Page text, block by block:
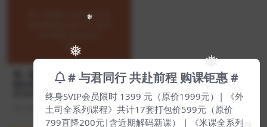
❅
❅ ❅
零一数据-从0开始学成电商数
据分析高手【180节课】【Ag-
12 199
# 与君同行 共赴前程 购课钜惠 #
终身SVIP会员限时 1399 元（原价1999元）| 《外
土司全系列课程》共计17套打包价599元（原价
799直降200元|含近期解码新课） | 《米课全系列